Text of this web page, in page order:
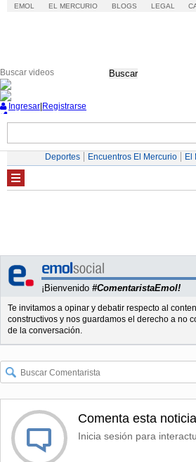
EMOL EL MERCURIO BLOGS LEGAL
Buscar
Ingresar Registrarse
Deportes Encuentros El Mercurio El
¡Bienvenido #ComentaristaEmol!
Te invitamos a opinar y debatir respecto al
constructivos y nos guardamos el derecho a no
de la conversación.
Comenta esta
Inicia sesión para